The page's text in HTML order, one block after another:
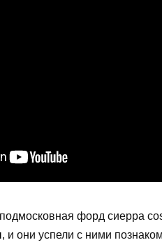
подмосковная форд сиерра
они успели с ними